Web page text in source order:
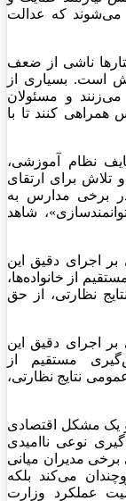
می‌شوند که عدالت
ناشی از ضعف
است. بسیاری از
و مسئولان
همراهی کنند تا با
نظام آموزشی،
برای ارتقای
برخی مدارس به
شاهد
اجرای دقیق این
از خانواده‌ها،
نظارتی، از حق
اجرای دقیق این
مستقیم از
نتایج نظارتی،
یک مشکل اقتصادی
نوعی ناامیدی
برخی مدیران میانی
می‌کند بلکه
عملکرد وزارت